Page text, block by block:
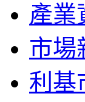
產業
市場
利基